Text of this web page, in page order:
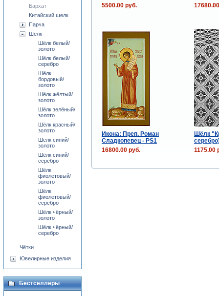
5500.00 руб.
Икона: Преп. Роман
Сладкопевец - PS1
Шёлк
16800.00 руб.
1175.00
Бархат
Китайский шелк
Парча
Шелк
Шёлк белый/
золото
Шёлк белый/
серебро
Шёлк
бордовый/
золото
Шёлк жёлтый/
золото
Шёлк зелёный/
золото
Шёлк красный/
золото
Шёлк синий/
золото
Шёлк синий/
серебро
Шёлк
фиолетовый/
золото
Шёлк
фиолетовый/
серебро
Шёлк чёрный/
золото
Шёлк чёрный/
серебро
Чётки
Ювелирные изделия
Бестселлеры